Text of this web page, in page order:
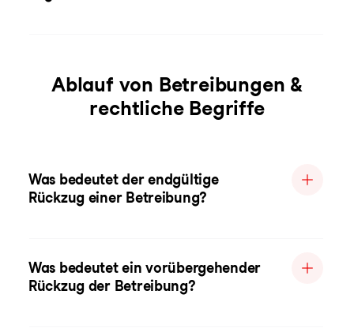
Ablauf von Betreibungen &
rechtliche Begriffe
Was bedeutet der endgültige
Rückzug einer Betreibung?
Was bedeutet ein vorübergehender
Rückzug der Betreibung?